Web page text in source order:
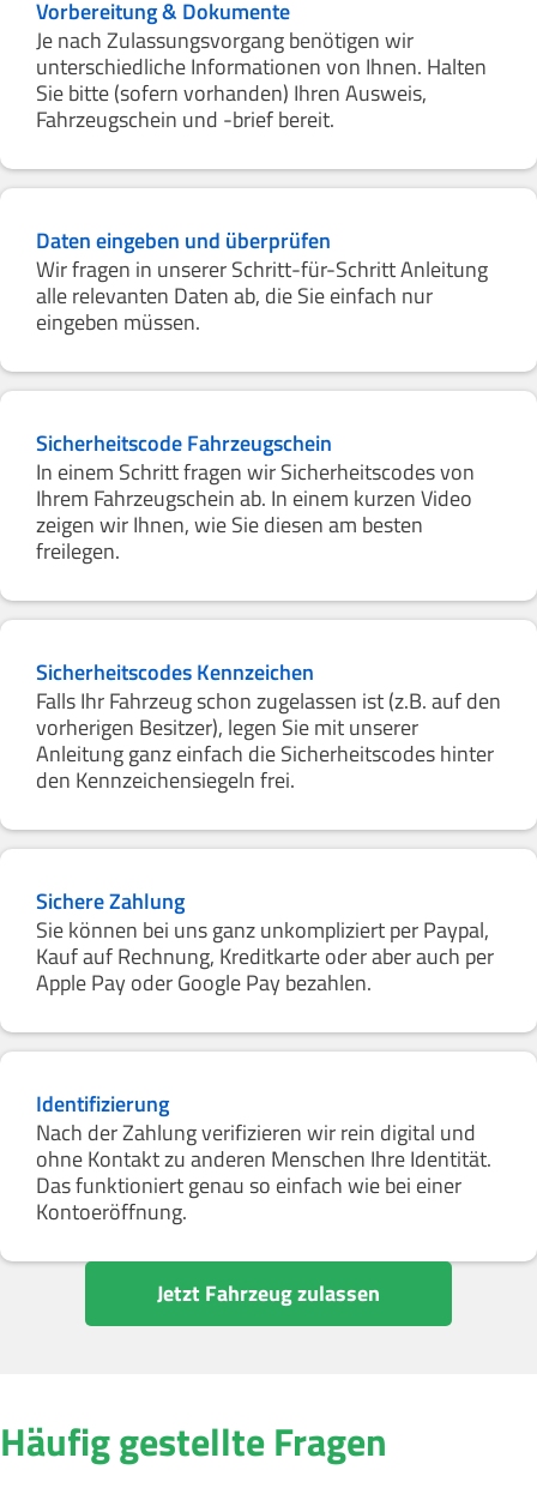
Vorbereitung & Dokumente
Je nach Zulassungsvorgang benötigen wir
unterschiedliche Informationen von Ihnen. Halten
Sie bitte (sofern vorhanden) Ihren Ausweis,
Fahrzeugschein und -brief bereit.
Daten eingeben und überprüfen
Wir fragen in unserer Schritt-für-Schritt Anleitung
alle relevanten Daten ab, die Sie einfach nur
eingeben müssen.
Sicherheitscode Fahrzeugschein
In einem Schritt fragen wir Sicherheitscodes von
Ihrem Fahrzeugschein ab. In einem kurzen Video
zeigen wir Ihnen, wie Sie diesen am besten
freilegen.
Sicherheitscodes Kennzeichen
Falls Ihr Fahrzeug schon zugelassen ist (z.B. auf den
vorherigen Besitzer), legen Sie mit unserer
Anleitung ganz einfach die Sicherheitscodes hinter
den Kennzeichensiegeln frei.
Sichere Zahlung
Sie können bei uns ganz unkompliziert per Paypal,
Kauf auf Rechnung, Kreditkarte oder aber auch per
Apple Pay oder Google Pay bezahlen.
Identifizierung
Nach der Zahlung verifizieren wir rein digital und
ohne Kontakt zu anderen Menschen Ihre Identität.
Das funktioniert genau so einfach wie bei einer
Kontoeröffnung.
Jetzt Fahrzeug zulassen
Häufig gestellte Fragen